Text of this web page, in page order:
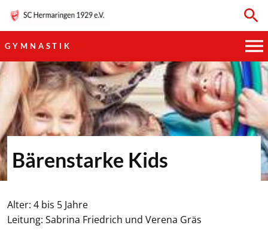
GYMNASTIK
HAUPTVEREIN
SPORTKEGELN
FUSSBALL
GYMNASTIK
TISCHTENNIS
Bärenstarke Kids
Alter: 4 bis 5 Jahre
Leitung: Sabrina Friedrich und Verena Gräs